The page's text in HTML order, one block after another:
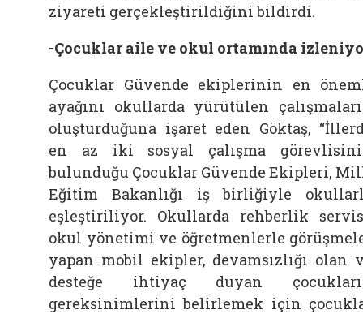
ziyareti gerçekleştirildiğini bildirdi.
-Çocuklar aile ve okul ortamında
Çocuklar Güvende ekiplerinin en
ayağını okullarda yürütülen
oluşturduğuna işaret eden Göktaş,
en az iki sosyal çalışma
bulunduğu Çocuklar Güvende Ekipleri,
Eğitim Bakanlığı iş birliğiyle
eşleştiriliyor. Okullarda rehberlik
okul yönetimi ve öğretmenlerle
yapan mobil ekipler, devamsızlığı olan
desteğe ihtiyaç duyan
gereksinimlerini belirlemek için